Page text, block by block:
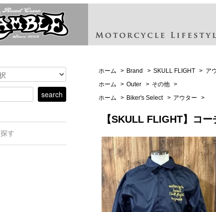
ホーム > Brand > SKULL FLIGHT > ア
ホーム
> Outer > その他 >
ホーム
> Biker's Select > アウター >
【SKULL FLIGHT】コ
す